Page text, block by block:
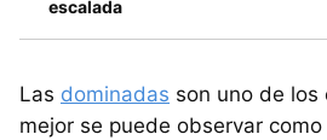
escalada
Las dominadas son uno de los
mejor se puede observar como